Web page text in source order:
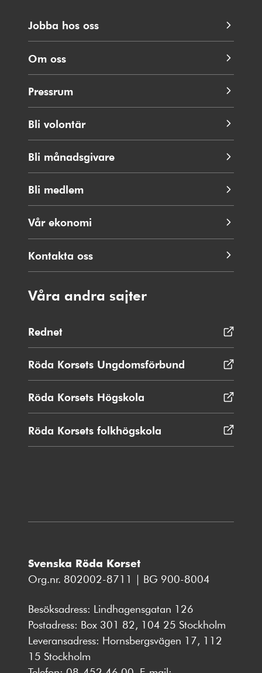
Jobba hos oss
Om oss
Pressrum
Bli volontär
Bli månadsgivare
Bli medlem
Vår ekonomi
Kontakta oss
Våra andra sajter
Rednet
i
nytt
fönster
Röda Korsets Ungdomsförbund Öppnas
i
Röda Korsets Högskola
i
nytt
fönster
Röda Korsets folkhögskola
i
Svenska Röda Korset
Org.nr. 802002-8711 | BG 900-8004
Besöksadress: Lindhagensgatan 126
Postadress: Box 301 82, 104 25 Stockholm
Leveransadress: Hornsbergsvägen 17, 112
15 Stockholm